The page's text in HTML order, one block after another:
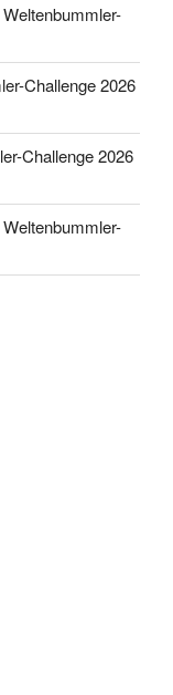
Challenge 2026
Challenge 2026